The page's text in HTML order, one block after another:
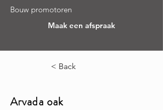
Bouw promotoren
Maak een afspraak
Leuvensesteenweg 526 / 1930 Zaventem
< Back
Arvada oak